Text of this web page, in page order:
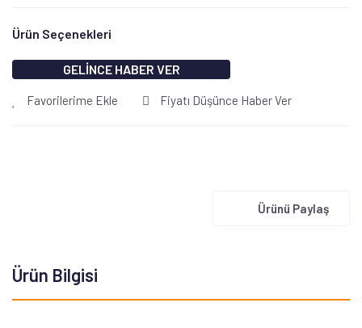
Ürün Seçenekleri
GELİNCE HABER VER
Favorilerime Ekle Fiyatı Düşünce Haber Ver
Ürünü Paylaş
Ürün Bilgisi